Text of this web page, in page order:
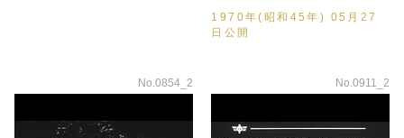
1970年(昭和45年) 05月27
日公開
No.0854_2 No.0911_2